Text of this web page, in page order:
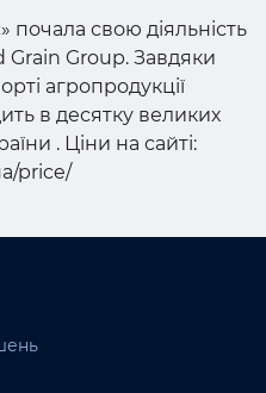
почала свою діяльність
Grain Group. Завдяки
агропродукції
в десятку великих
. Ціни на сайті:
price/